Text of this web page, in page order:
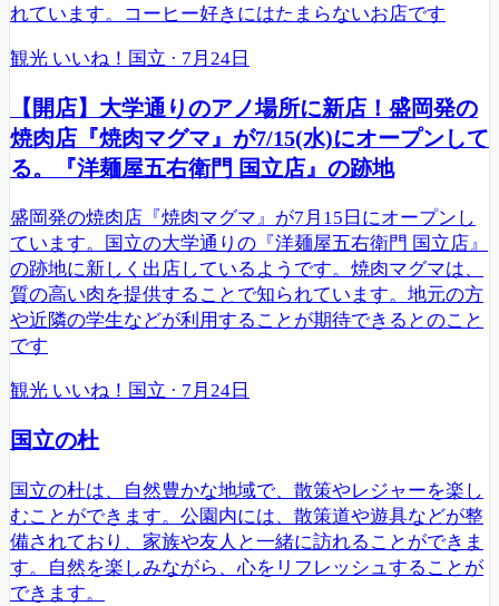
れています。コーヒー好きにはたまらないお店です
観光 いいね！国立 · 7月24日
【開店】大学通りのアノ場所に新店！盛岡発の
焼肉店『焼肉マグマ』が7/15(水)にオープンして
る。『洋麺屋五右衛門 国立店』の跡地
盛岡発の焼肉店『焼肉マグマ』が7月15日にオープンし
ています。国立の大学通りの『洋麺屋五右衛門 国立店』
の跡地に新しく出店しているようです。焼肉マグマは、
質の高い肉を提供することで知られています。地元の方
や近隣の学生などが利用することが期待できるとのこと
です
観光 いいね！国立 · 7月24日
国立の杜
国立の杜は、自然豊かな地域で、散策やレジャーを楽し
むことができます。公園内には、散策道や遊具などが整
備されており、家族や友人と一緒に訪れることができま
す。自然を楽しみながら、心をリフレッシュすることが
できます。